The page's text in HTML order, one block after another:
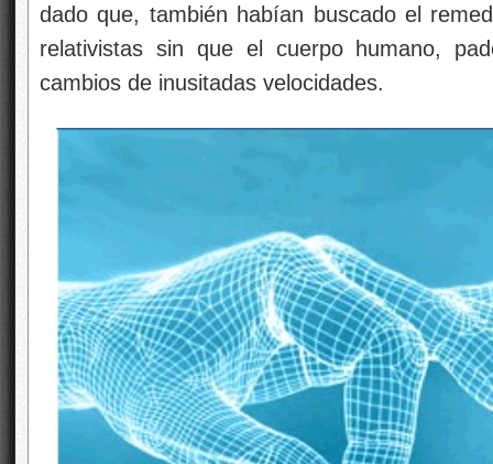
dado que, también habían buscado el
relativistas sin que el cuerpo humano,
cambios de inusitadas velocidades.